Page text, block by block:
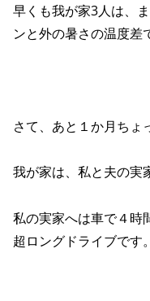
早くも我が家3人は、
ンと外の暑さの温度差
さて、あと１か月ちょ
我が家は、私と夫の実
私の実家へは車で４時
超ロングドライブです。